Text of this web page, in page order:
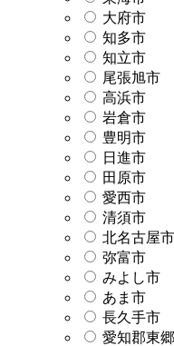
大府市
知多市
知立市
尾張旭市
高浜市
岩倉市
豊明市
日進市
田原市
愛西市
清須市
北名古屋市
弥富市
みよし市
あま市
長久手市
愛知郡東